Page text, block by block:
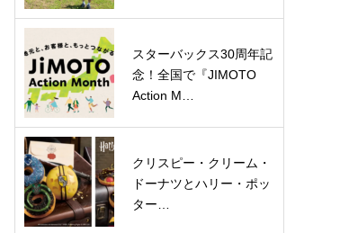
スターバックス30周年記
念！全国で『JIMOTO
Action M…
クリスピー・クリーム・
ドーナツとハリー・ポッ
ター…